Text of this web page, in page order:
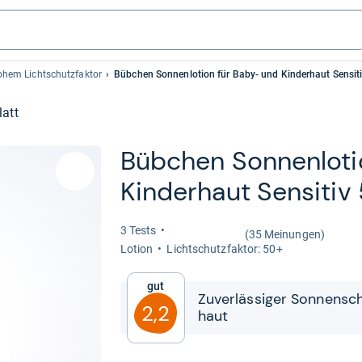
Lichtschutzfaktor Bübchen Sonnenlotion für Baby- und Kinderhaut
Büb­chen
Kin­der­haut Sen­si­tiv
3 Tests
(35 Meinungen)
Lotion
Licht­schutz­fak­tor: 50+
Gut
2,2
Zuver­läs­si­ger
haut